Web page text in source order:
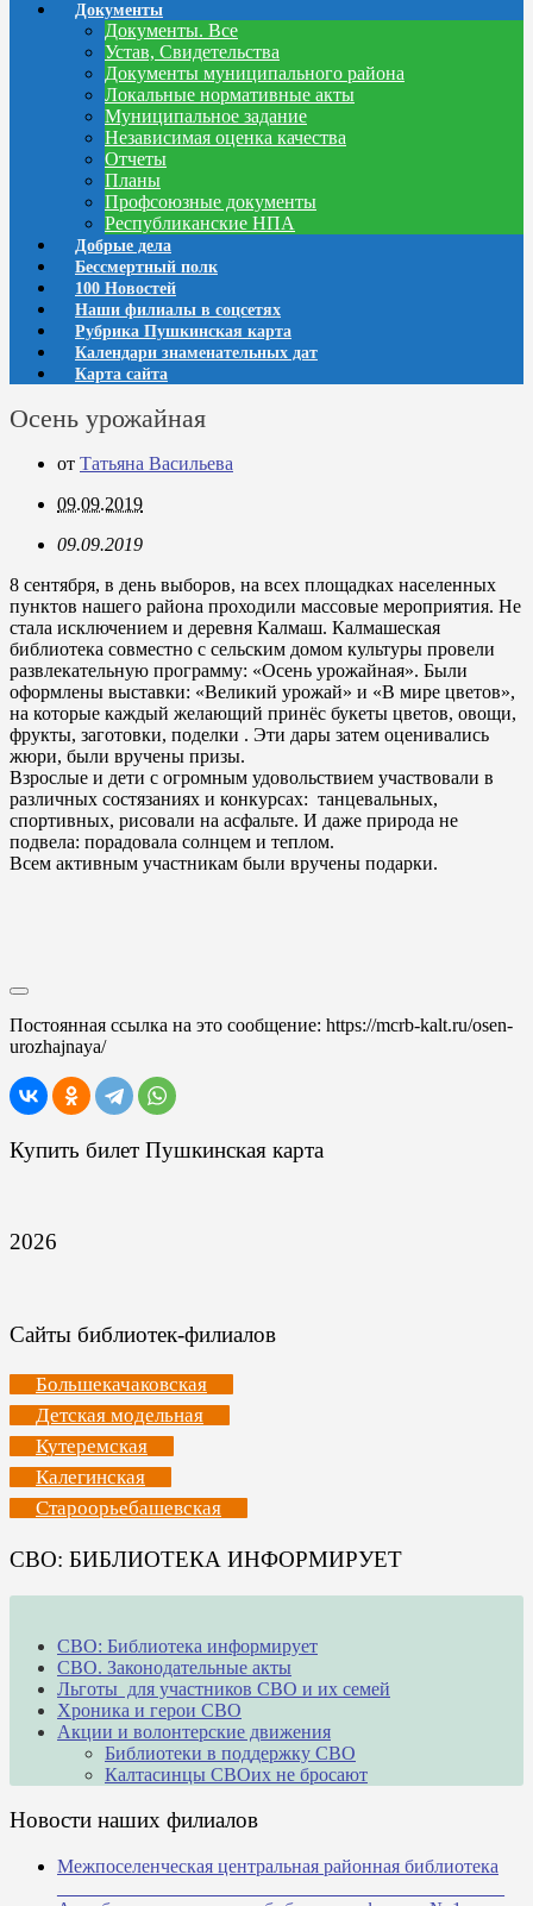
Документы
Документы. Все
Устав, Свидетельства
Документы муниципального района
Локальные нормативные акты
Муниципальное задание
Независимая оценка качества
Отчеты
Планы
Профсоюзные документы
Республиканские НПА
Добрые дела
Бессмертный полк
100 Новостей
Наши филиалы в соцсетях
Рубрика Пушкинская карта
Календари знаменательных дат
Карта сайта
Осень урожайная
от Татьяна Васильева
09.09.2019
09.09.2019
8 сентября, в день выборов, на всех площадках населенных
пунктов нашего района проходили массовые мероприятия. Не
стала исключением и деревня Калмаш. Калмашеская
библиотека совместно с сельским домом культуры провели
развлекательную программу: «Осень урожайная». Были
оформлены выставки: «Великий урожай» и «В мире цветов»,
на которые каждый желающий принёс букеты цветов, овощи,
фрукты, заготовки, поделки . Эти дары затем оценивались
жюри, были вручены призы.
Взрослые и дети с огромным удовольствием участвовали в
различных состязаниях и конкурсах: танцевальных,
спортивных, рисовали на асфальте. И даже природа не
подвела: порадовала солнцем и теплом.
Всем активным участникам были вручены подарки.
Постоянная ссылка на это сообщение: https://mcrb-kalt.ru/osen-
urozhajnaya/
Купить билет Пушкинская карта
2026
Сайты библиотек-филиалов
Большекачаковская
Детская модельная
Кутеремская
Калегинская
Староорьебашевская
СВО: БИБЛИОТЕКА ИНФОРМИРУЕТ
СВО: Библиотека информирует
СВО. Законодательные акты
Льготы для участников СВО и их семей
Хроника и герои СВО
Акции и волонтерские движения
Библиотеки в поддержку СВО
Калтасинцы СВОих не бросают
Новости наших филиалов
Межпоселенческая центральная районная библиотека